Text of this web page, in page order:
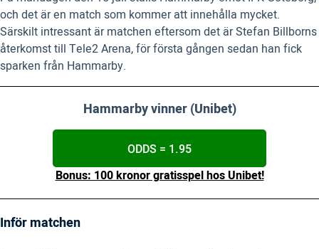
och det är en match som kommer att innehålla mycket.
Särskilt intressant är matchen eftersom det är Stefan Billborns
återkomst till Tele2 Arena, för första gången sedan han fick
sparken från Hammarby.
Hammarby vinner (Unibet)
ODDS = 1.95
Bonus: 100 kronor gratisspel hos Unibet!
Inför matchen